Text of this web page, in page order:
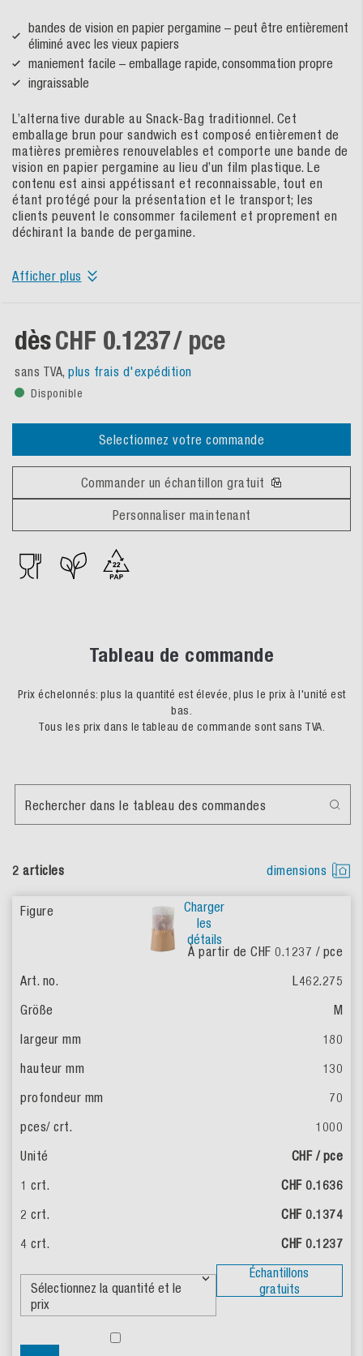
bandes de vision en papier pergamine – peut être entièrement
éliminé avec les vieux papiers
maniement facile – emballage rapide, consommation propre
ingraissable
L’alternative durable au Snack-Bag traditionnel. Cet
emballage brun pour sandwich est composé entièrement de
matières premières renouvelables et comporte une bande de
vision en papier pergamine au lieu d’un film plastique. Le
contenu est ainsi appétissant et reconnaissable, tout en
étant protégé pour la présentation et le transport; les
clients peuvent le consommer facilement et proprement en
déchirant la bande de pergamine.
Afficher plus
dèsCHF 0.1237/ pce
sans TVA, plus frais d'expédition
Disponible
Selectionnez votre commande
Commander un échantillon gratuit
Personnaliser maintenant
Tableau de commande
Prix échelonnés: plus la quantité est élevée, plus le prix à l'unité est
bas.
Tous les prix dans le tableau de commande sont sans TVA.
2 articles dimensions
Rechercher dans le tableau des commandes
Charger
les
détails
À partir de CHF 0.1237 / pce
L462.275
M
180
130
70
1000
CHF / pce
CHF 0.1636
CHF 0.1374
CHF 0.1237
Échantillons
gratuits